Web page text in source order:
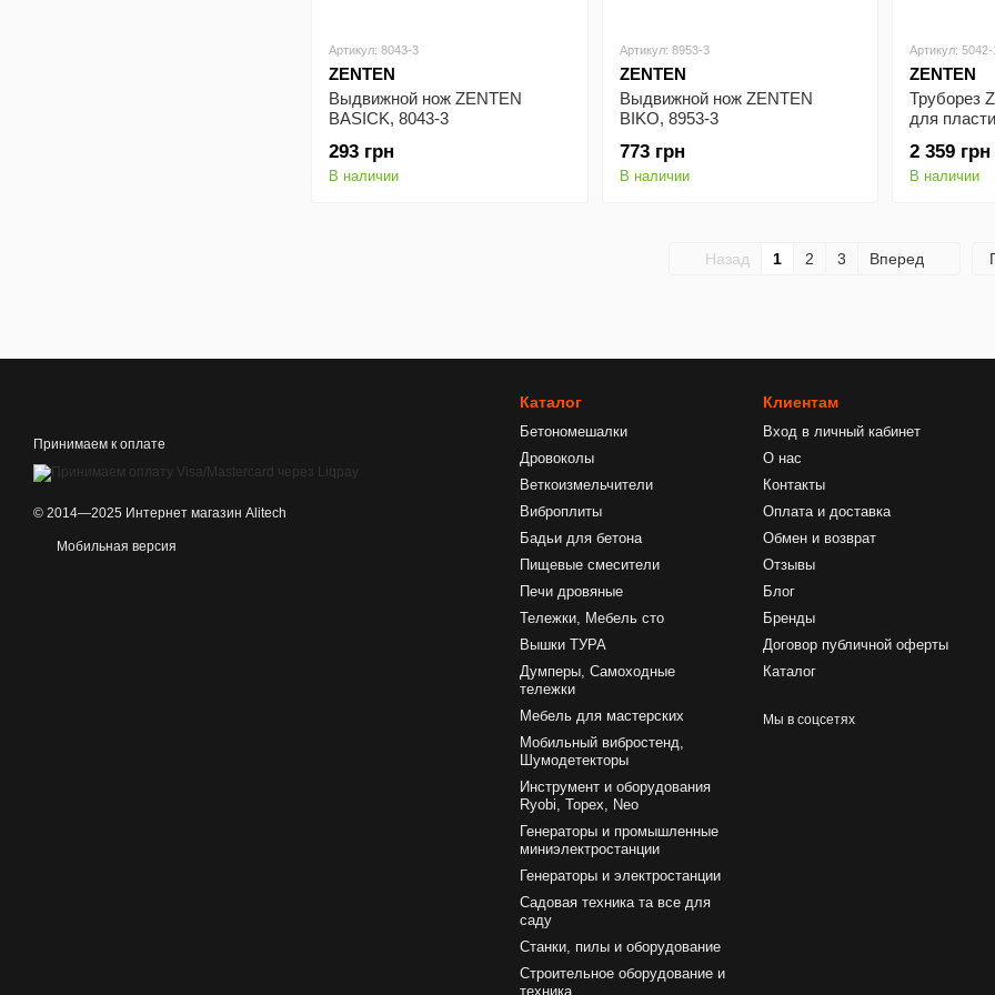
Артикул: 8043-3
ZENTEN
Выдвижной нож ZENTEN
BASICK, 8043-3
293 грн
В наличии
Артикул: 8953-3
ZENTEN
Выдвижной нож ZENTEN
BIKO, 8953-3
773 грн
В наличии
Артикул: 5042-
ZENTEN
Труборез
для
труб,
2 359 грн
В наличии
Назад 1 2 3 Вперед
Принимаем к оплате
© 2014—2025 Интернет магазин Alitech
Мобильная версия
Каталог
Бетономешалки
Дровоколы
Веткоизмельчители
Виброплиты
Бадьи для бетона
Пищевые смесители
Печи дровяные
Тележки, Мебель сто
Вышки ТУРА
Думперы, Самоходные
тележки
Мебель для мастерских
Мобильный вибростенд,
Шумодетекторы
Инструмент и оборудования
Ryobi, Topex, Neo
Генераторы и промышленные
миниэлектростанции
Генераторы и электростанции
Садовая техника та все для
саду
Станки, пилы и оборудование
Строительное оборудование и
техника
Клиентам
Вход в личный кабинет
О нас
Контакты
Оплата и доставка
Обмен и возврат
Отзывы
Блог
Бренды
Договор публичной оферты
Каталог
Мы в соцсетях